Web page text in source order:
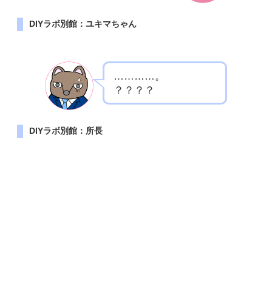
DIYラボ別館：ユキマちゃん
…………。
？？？？
DIYラボ別館：所長